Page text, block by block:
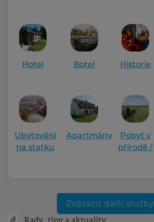
Hotel Botel
Ubytování
na statku
Apartmány
Historie
Pobyt v
přírodě /
Zobrazit další služby